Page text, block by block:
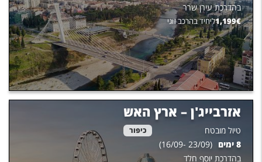
בהדרכת עירן שרר
1,199€ ליחיד בהרכב זוגי
אזרבייג'ן – ארץ האש
טיול מובטח כיפור
8 ימים (
23/09
-
16/09
)
בהדרכת יוסף חלד